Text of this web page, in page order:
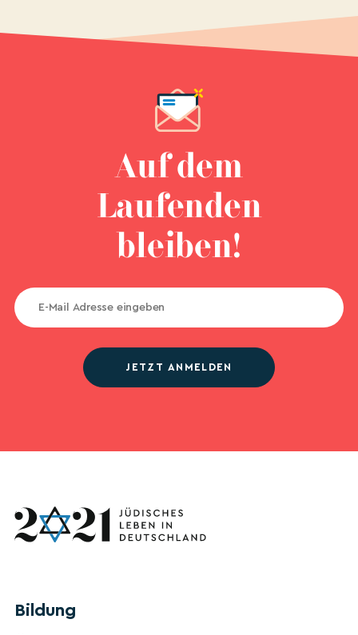
Auf dem
Laufenden
bleiben!
JETZT ANMELDEN
Bildung